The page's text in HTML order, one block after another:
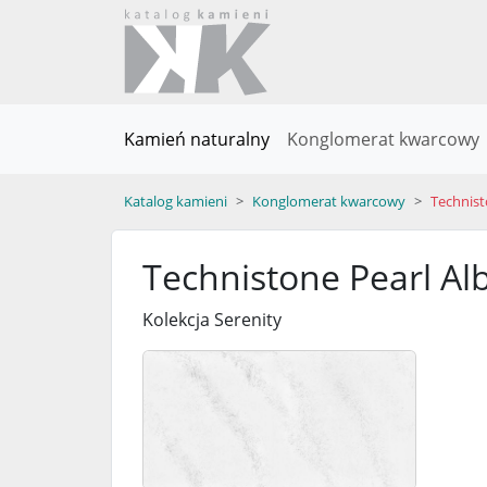
Kamień naturalny Konglomerat kwarcowy
Katalog kamieni Konglomerat kwarcowy
Technistone Pearl
Kolekcja Serenity